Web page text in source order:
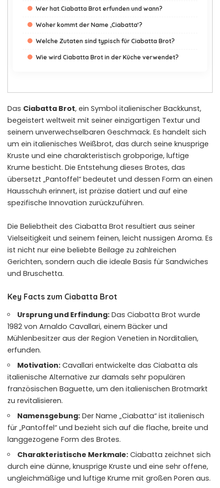
Wer hat Ciabatta Brot erfunden und wann?
Woher kommt der Name ‚Ciabatta‘?
Welche Zutaten sind typisch für Ciabatta Brot?
Wie wird Ciabatta Brot in der Küche verwendet?
Das Ciabatta Brot, ein Symbol italienischer Backkunst,
begeistert weltweit mit seiner einzigartigen Textur und
seinem unverwechselbaren Geschmack. Es handelt sich
um ein italienisches Weißbrot, das durch seine knusprige
Kruste und eine charakteristisch grobporige, luftige
Krume besticht. Die Entstehung dieses Brotes, das
übersetzt „Pantoffel“ bedeutet und dessen Form an einen
Hausschuh erinnert, ist präzise datiert und auf eine
spezifische Innovation zurückzuführen.
Die Beliebtheit des Ciabatta Brot resultiert aus seiner
Vielseitigkeit und seinem feinen, leicht nussigen Aroma. Es
ist nicht nur eine beliebte Beilage zu zahlreichen
Gerichten, sondern auch die ideale Basis für Sandwiches
und Bruschetta.
Key Facts zum Ciabatta Brot
Ursprung und Erfindung: Das Ciabatta Brot wurde
1982 von Arnaldo Cavallari, einem Bäcker und
Mühlenbesitzer aus der Region Venetien in Norditalien,
erfunden.
Motivation: Cavallari entwickelte das Ciabatta als
italienische Alternative zur damals sehr populären
französischen Baguette, um den italienischen Brotmarkt
zu revitalisieren.
Namensgebung: Der Name „Ciabatta“ ist italienisch
für „Pantoffel“ und bezieht sich auf die flache, breite und
langgezogene Form des Brotes.
Charakteristische Merkmale: Ciabatta zeichnet sich
durch eine dünne, knusprige Kruste und eine sehr offene,
ungleichmäßige und luftige Krume mit großen Poren aus.